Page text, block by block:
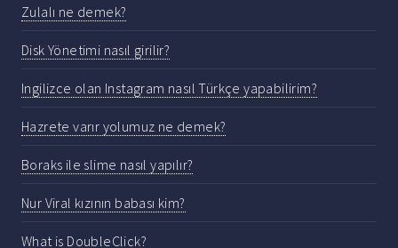
Zulalı ne demek?
Disk Yönetimi nasıl girilir?
Ingilizce olan Instagram nasıl Türkçe yapabilirim?
Hazrete varır yolumuz ne demek?
Boraks ile slime nasıl yapılır?
Nur Viral kızının babası kim?
What is DoubleClick?